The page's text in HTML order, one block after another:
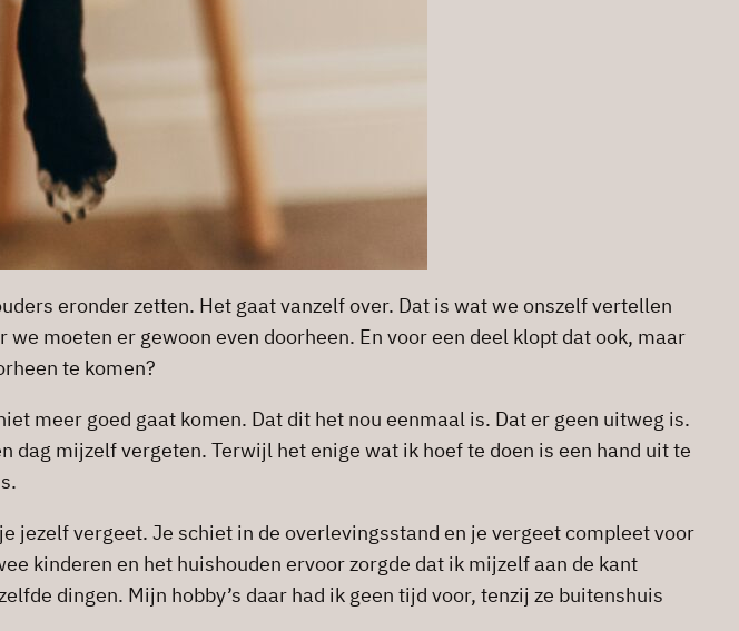
eronder zetten. Het gaat vanzelf over. Dat is wat we onszelf vertellen
moeten er gewoon even doorheen. En voor een deel klopt dat ook, maar
te komen?
meer goed gaat komen. Dat dit het nou eenmaal is. Dat er geen uitweg is.
dag mijzelf vergeten. Terwijl het enige wat ik hoef te doen is een hand uit te
jezelf vergeet. Je schiet in de overlevingsstand en je vergeet compleet voor
kinderen en het huishouden ervoor zorgde dat ik mijzelf aan de kant
dingen. Mijn hobby’s daar had ik geen tijd voor, tenzij ze buitenshuis